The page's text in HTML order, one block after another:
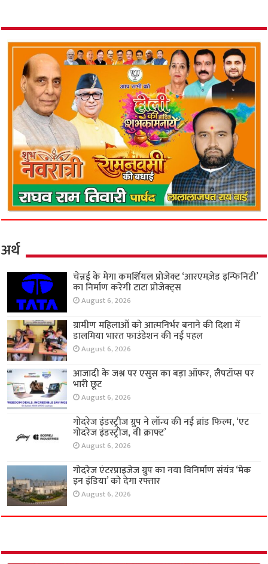
अर्थ
चेन्नई के मेगा कमर्शियल प्रोजेक्ट ‘आरएमज़ेड इन्फिनिटी’
का निर्माण करेगी टाटा प्रोजेक्ट्स
August 6, 2026
ग्रामीण महिलाओं को आत्मनिर्भर बनाने की दिशा में
डालमिया भारत फाउंडेशन की नई पहल
August 6, 2026
आजादी के जश्न पर एसुस का बड़ा ऑफर, लैपटॉप्स पर
भारी छूट
August 6, 2026
गोदरेज इंडस्ट्रीज ग्रुप ने लॉन्च की नई ब्रांड फिल्म, ‘एट
गोदरेज इंडस्ट्रीज, वी क्राफ्ट’
August 6, 2026
गोदरेज एंटरप्राइजेज ग्रुप का नया विनिर्माण संयंत्र ‘मेक
इन इंडिया’ को देगा रफ्तार
August 6, 2026